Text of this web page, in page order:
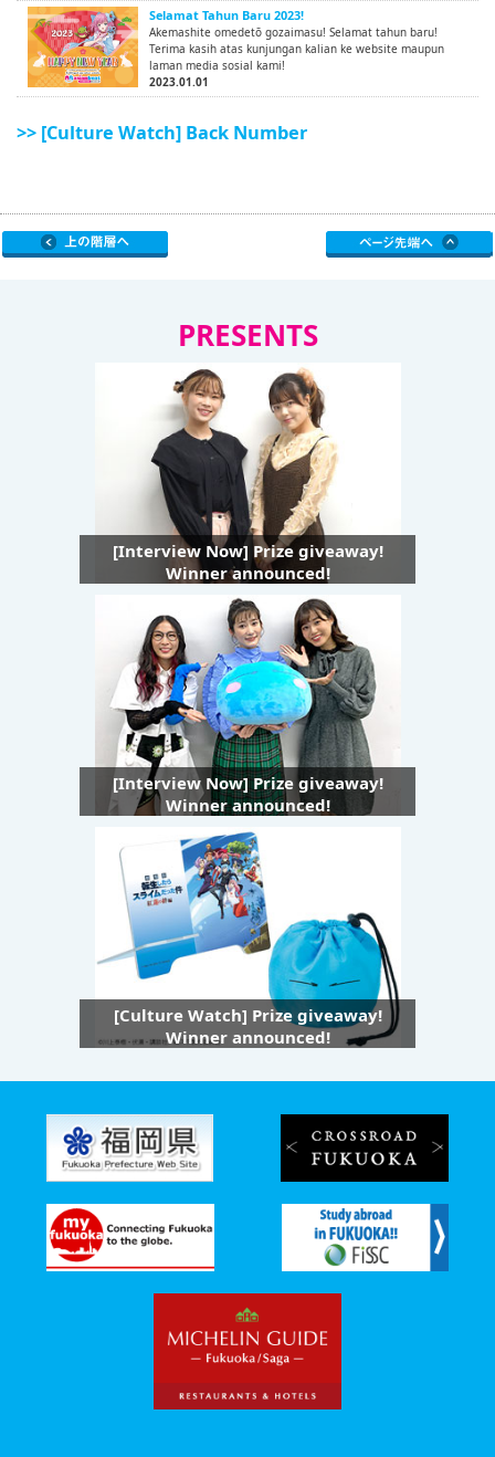
Selamat Tahun Baru 2023!
Akemashite omedetō gozaimasu! Selamat tahun baru!
Terima kasih atas kunjungan kalian ke website maupun
laman media sosial kami!
2023.01.01
>> [Culture Watch] Back Number
PRESENTS
[Interview Now] Prize giveaway!
Winner announced!
[Interview Now] Prize giveaway!
Winner announced!
[Culture Watch] Prize giveaway!
Winner announced!